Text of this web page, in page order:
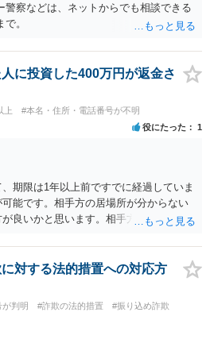
警察などは、ネットからでも相談できる
。
に投資した400万円が返金さ
上 #本名・住所・電話番号が不明
役にたった 1
期限は1年以上前ですでに経過していま
能です。相手方の居場所が分からない
良いかと思います。相手方の居場所が
対する法的措置への対応方
が判明 #詐欺の法的措置
#振り込め詐欺